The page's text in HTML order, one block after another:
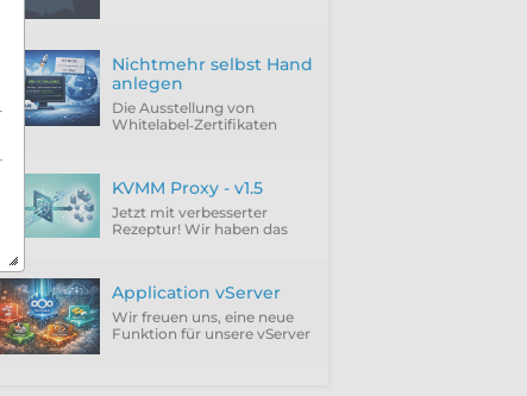
Nichtmehr selbst Hand
anlegen
Die Ausstellung von
Whitelabel‑Zertifikaten
der DNS‑01 Challenge
voraus.
KVMM Proxy - v1.5
Jetzt mit verbesserter
Rezeptur! Wir haben das
Application vServer
Wir freuen uns, eine neue
Funktion für unsere vServer